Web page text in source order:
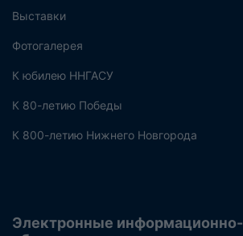
Выставки
Фотогалерея
К юбилею ННГАСУ
К 80-летию Победы
К 800-летию Нижнего Новгорода
Электронные информационно-